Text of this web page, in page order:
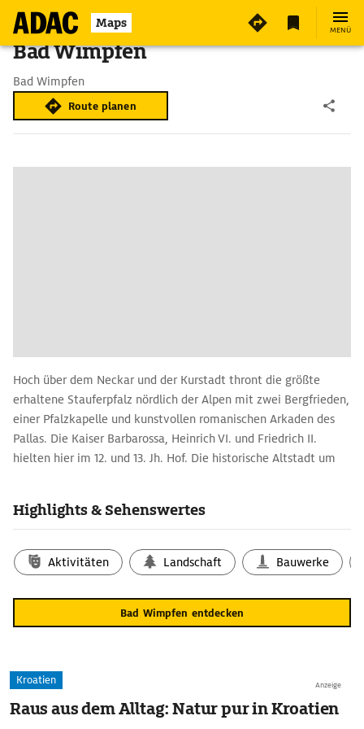
Maps MENÜ
Bad Wimpfen
Bad Wimpfen
Route planen
Hoch über dem Neckar und der Kurstadt thront die größte
erhaltene Stauferpfalz nördlich der Alpen mit zwei Bergfrieden,
einer Pfalzkapelle und kunstvollen romanischen Arkaden des
Pallas. Die Kaiser Barbarossa, Heinrich VI. und Friedrich II.
hielten hier im 12. und 13. Jh. Hof. Die historische Altstadt um
bürgerliche Spital, heute Reichsstädtisches Museum, das
›Schmuckkästchen‹ (Badgasse 8).
Highlights & Sehenswertes
Aktivitäten Landschaft Bauwerke
Bad Wimpfen entdecken
Anzeige
Kroatien
Raus aus dem Alltag: Natur pur in Kroatien